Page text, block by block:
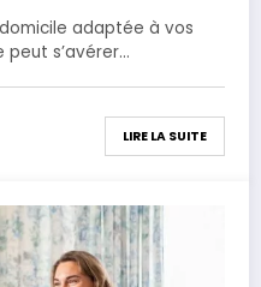
adaptée à vos
peut s’avérer…
LIRE LA SUITE